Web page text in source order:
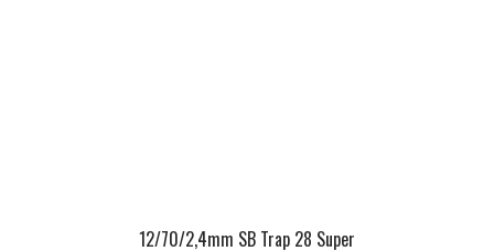
12/70/2,4mm SB Trap 28 Super